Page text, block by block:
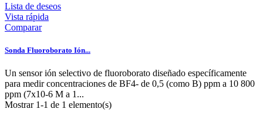
Lista de deseos
Vista rápida
Comparar
Sonda Fluoroborato Ión...
Un sensor ión selectivo de fluoroborato diseñado específicamente
para medir concentraciones de BF4- de 0,5 (como B) ppm a 10 800
ppm (7x10-6 M a 1...
Mostrar 1-1 de 1 elemento(s)